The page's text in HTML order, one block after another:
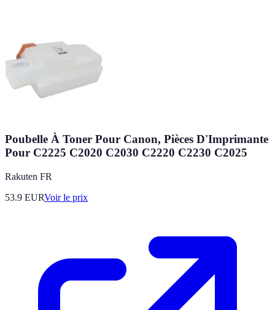
Poubelle À Toner Pour Canon, Pièces D'Imprimante
Pour C2225 C2020 C2030 C2220 C2230 C2025
Rakuten FR
53.9 EURVoir le prix